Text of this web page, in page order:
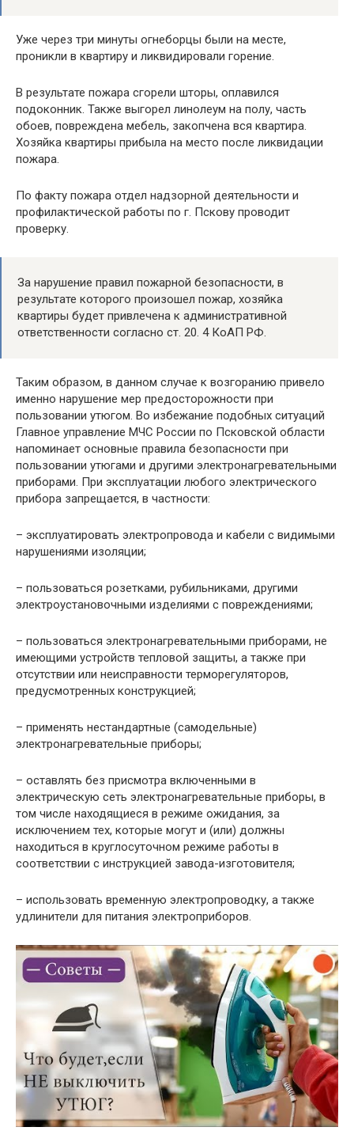
Уже через три минуты огнеборцы были на месте,
проникли в квартиру и ликвидировали горение.
В результате пожара сгорели шторы, оплавился
подоконник. Также выгорел линолеум на полу, часть
обоев, повреждена мебель, закопчена вся квартира.
Хозяйка квартиры прибыла на место после ликвидации
пожара.
По факту пожара отдел надзорной деятельности и
профилактической работы по г. Пскову проводит
проверку.
За нарушение правил пожарной безопасности, в
результате которого произошел пожар, хозяйка
квартиры будет привлечена к административной
ответственности согласно ст. 20. 4 КоАП РФ.
Таким образом, в данном случае к возгоранию привело
именно нарушение мер предосторожности при
пользовании утюгом. Во избежание подобных ситуаций
Главное управление МЧС России по Псковской области
напоминает основные правила безопасности при
пользовании утюгами и другими электронагревательными
приборами. При эксплуатации любого электрического
прибора запрещается, в частности:
– эксплуатировать электропровода и кабели с видимыми
нарушениями изоляции;
– пользоваться розетками, рубильниками, другими
электроустановочными изделиями с повреждениями;
– пользоваться электронагревательными приборами, не
имеющими устройств тепловой защиты, а также при
отсутствии или неисправности терморегуляторов,
предусмотренных конструкцией;
– применять нестандартные (самодельные)
электронагревательные приборы;
– оставлять без присмотра включенными в
электрическую сеть электронагревательные приборы, в
том числе находящиеся в режиме ожидания, за
исключением тех, которые могут и (или) должны
находиться в круглосуточном режиме работы в
соответствии с инструкцией завода-изготовителя;
– использовать временную электропроводку, а также
удлинители для питания электроприборов.